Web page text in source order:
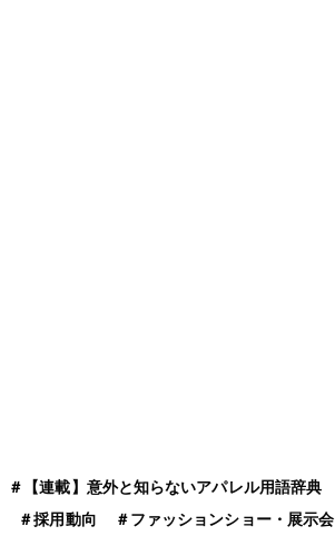
＃
【連載】意外と知らないアパレル用語辞典
＃採用動向 ＃ファッションショー・展示会